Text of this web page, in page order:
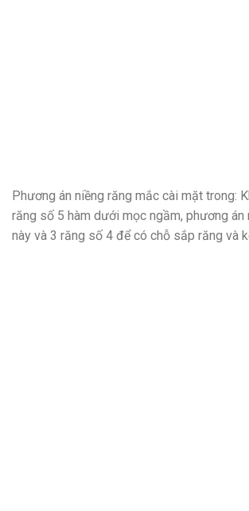
Phương án niềng răng mắc cài mặt trong:
răng số 5 hàm dưới mọc ngầm, phương án
này và 3 răng số 4 để có chỗ sắp răng và